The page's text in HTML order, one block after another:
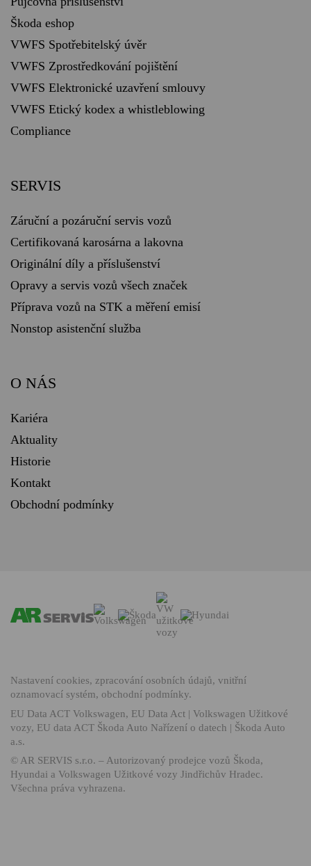
Škoda eshop
VWFS Spotřebitelský úvěr
VWFS Zprostředkování pojištění
VWFS Elektronické uzavření smlouvy
VWFS Etický kodex a whistleblowing
Compliance
SERVIS
Záruční a pozáruční servis vozů
Certifikovaná karosárna a lakovna
Originální díly a příslušenství
Opravy a servis vozů všech značek
Příprava vozů na STK a měření emisí
Nonstop asistenční služba
O NÁS
Kariéra
Aktuality
Historie
Kontakt
Obchodní podmínky
Nastavení cookies, zpracování osobních údajů, vnitřní
oznamovací systém, obchodní podmínky.
EU Data ACT Volkswagen, EU Data Act | Volkswagen Užitkové
vozy, EU data ACT Škoda Auto Nařízení o datech | Škoda Auto
a.s.
© AR SERVIS s.r.o. – Autorizovaný prodejce vozů Škoda,
Hyundai a Volkswagen Užitkové vozy Jindřichův Hradec.
Všechna práva vyhrazena.